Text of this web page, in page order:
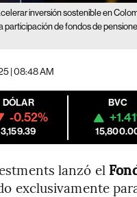
inversión sostenible en
participación de fondos de
| 08:48 AM
DÓLAR
-0.52%
3,159.39
BVC
lanzó el
exclusivamente